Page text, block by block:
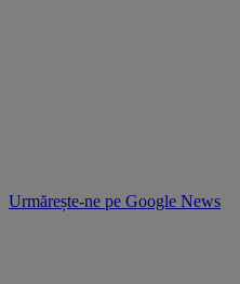
Urmărește-ne pe Google News